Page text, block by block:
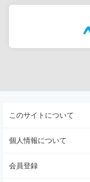
このサイトについて
個人情報について
会員登録